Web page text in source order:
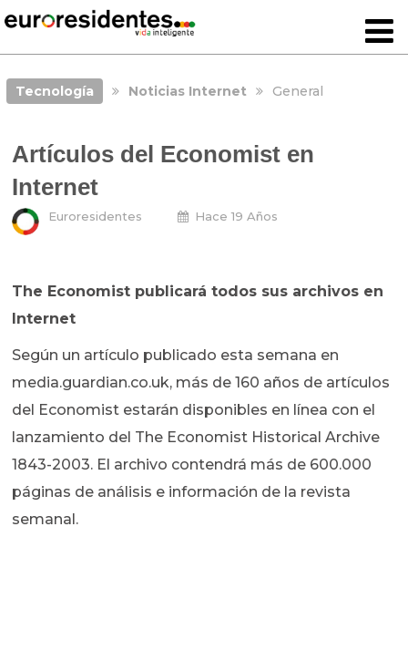
Tecnología Noticias Internet General
Artículos del Economist en
Internet
Euroresidentes Hace 19 Años
The Economist publicará todos sus archivos en
Internet
Según un artículo publicado esta semana en
media.guardian.co.uk, más de 160 años de artículos
del Economist estarán disponibles en línea con el
lanzamiento del The Economist Historical Archive
1843-2003. El archivo contendrá más de 600.000
páginas de análisis e información de la revista
semanal.